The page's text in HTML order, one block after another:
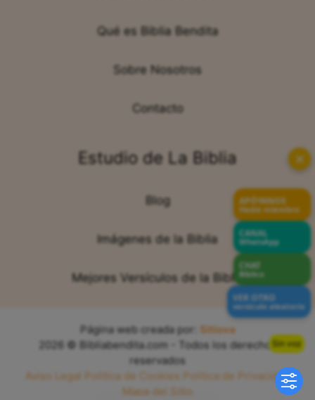
Sin voz
Qué es Biblia Bendita
Sobre Nosotros
Contacto
Estudio de La Biblia
Blog
Imágenes de la Biblia
Mejores Versículos de la Biblia
Página web creada por:
Sitiova
2026 © Bibliabendita.com - Todos los derechos
reservados
Aviso Legal
Política de Cookies
Política de Privacidad
Mapa del Sitio
✕
APÓYANOS
Hazte miembro
CANAL
WhatsApp
CHAT
Bíblico
VER OTRO
versículo aleatorio